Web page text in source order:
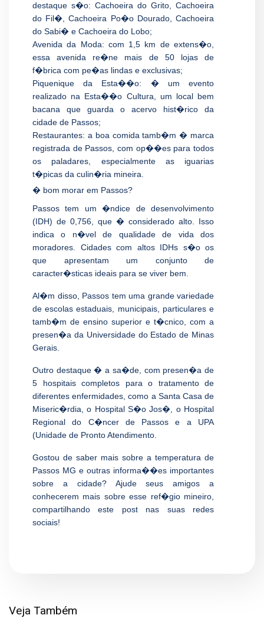
destaque s�o: Cachoeira do Grito, Cachoeira
do Fil�, Cachoeira Po�o Dourado, Cachoeira
do Sabi� e Cachoeira do Lobo;
Avenida da Moda: com 1,5 km de extens�o,
essa avenida re�ne mais de 50 lojas de
f�brica com pe�as lindas e exclusivas;
Piquenique da Esta��o: � um evento
realizado na Esta��o Cultura, um local bem
bacana que guarda o acervo hist�rico da
cidade de Passos;
Restaurantes: a boa comida tamb�m � marca
registrada de Passos, com op��es para todos
os paladares, especialmente as iguarias
t�picas da culin�ria mineira.
� bom morar em Passos?
Passos tem um �ndice de desenvolvimento
(IDH) de 0,756, que � considerado alto. Isso
indica o n�vel de qualidade de vida dos
moradores. Cidades com altos IDHs s�o os
que apresentam um conjunto de
caracter�sticas ideais para se viver bem.
Al�m disso, Passos tem uma grande variedade
de escolas estaduais, municipais, particulares e
tamb�m de ensino superior e t�cnico, com a
presen�a da Universidade do Estado de Minas
Gerais.
Outro destaque � a sa�de, com presen�a de
5 hospitais completos para o tratamento de
diferentes enfermidades, como a Santa Casa de
Miseric�rdia, o Hospital S�o Jos�, o Hospital
Regional do C�ncer de Passos e a UPA
(Unidade de Pronto Atendimento.
Gostou de saber mais sobre a temperatura de
Passos MG e outras informa��es importantes
sobre a cidade? Ajude seus amigos a
conhecerem mais sobre esse ref�gio mineiro,
compartilhando este post nas suas redes
sociais!
Veja Também